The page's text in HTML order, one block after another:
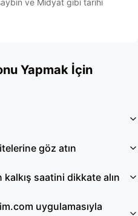
ve Midyat gibi tarihi
Yapmak İçin
göz atın
saatini dikkate alın
uygulamasıyla